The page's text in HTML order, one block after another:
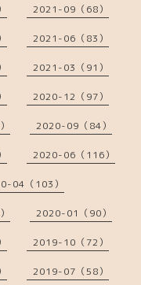
2021-09（68）
2021-06（83）
2021-03（91）
2020-12（97）
2020-09（84）
2020-06（116）
04（103）
2020-01（90）
2019-10（72）
2019-07（58）